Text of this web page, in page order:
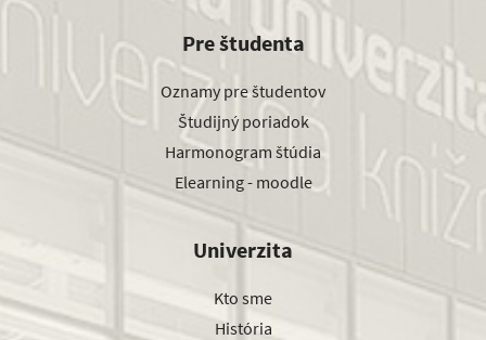
Pre študenta
Oznamy pre študentov
Študijný poriadok
Harmonogram štúdia
Elearning - moodle
Univerzita
Kto sme
História